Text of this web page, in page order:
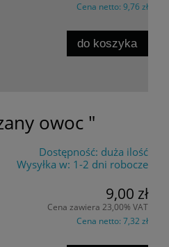
Cena netto: 9,76 zł
do koszyka
owoc "
Dostępność: duża ilość
Wysyłka w: 1-2 dni robocze
9,00 zł
Cena zawiera 23,00% VAT
Cena netto: 7,32 zł